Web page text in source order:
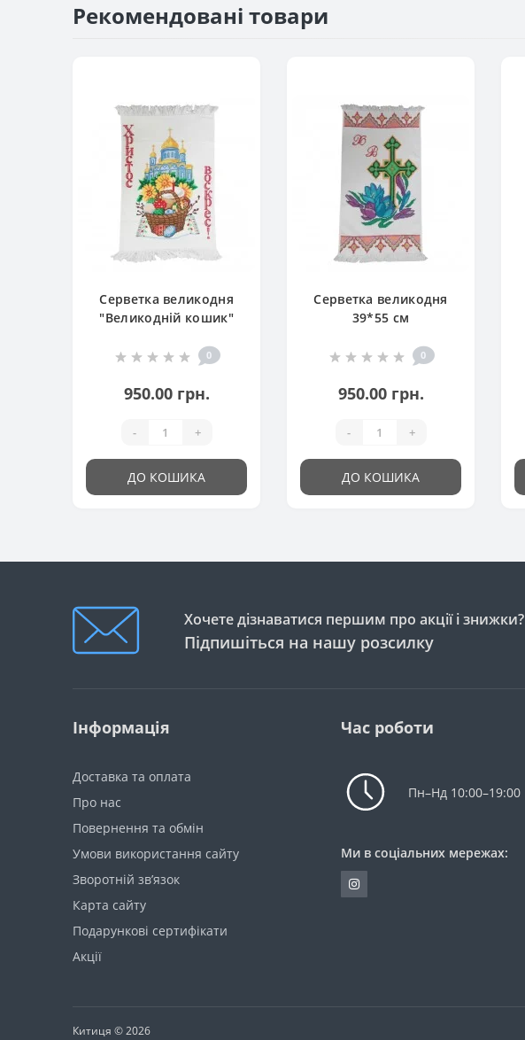
Рекомендовані товари
Серветка великодня
"Великодній кошик"
0
950.00 грн.
- +
ДО КОШИКА
Серветка великодня
39*55 см
0
950.00 грн.
- +
ДО КОШИКА
Хочете дізнаватися першим про акції і знижки?
Підпишіться на нашу розсилку
Інформація
Доставка та оплата
Про нас
Повернення та обмін
Умови використання сайту
Зворотній зв’язок
Карта сайту
Подарункові сертифікати
Акції
Час роботи
Пн–Нд 10:00–19:00
Ми в соціальних мережах:
Китиця © 2026